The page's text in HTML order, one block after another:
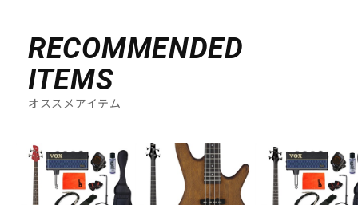
RECOMMENDED
ITEMS
オススメアイテム